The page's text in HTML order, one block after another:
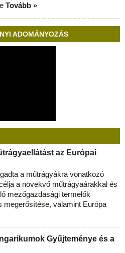
Tovább »
ADOMÁNYOZÁS
az Európai
a műtrágyákra vonatkozó
a növekvő műtrágyaárakkal és
mezőgazdasági termelők
megerősítése, valamint Európa
Gyűjteménye és a